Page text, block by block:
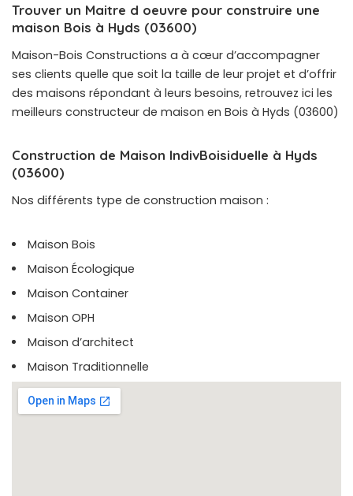
Trouver un Maitre d oeuvre pour construire une
maison Bois à Hyds (03600)
Maison-Bois Constructions a à cœur d’accompagner
ses clients quelle que soit la taille de leur projet et d’offrir
des maisons répondant à leurs besoins, retrouvez ici les
meilleurs constructeur de maison en Bois à Hyds (03600)
Construction de Maison IndivBoisiduelle à Hyds
(03600)
Nos différents type de construction maison :
Maison Bois
Maison Écologique
Maison Container
Maison OPH
Maison d’architect
Maison Traditionnelle